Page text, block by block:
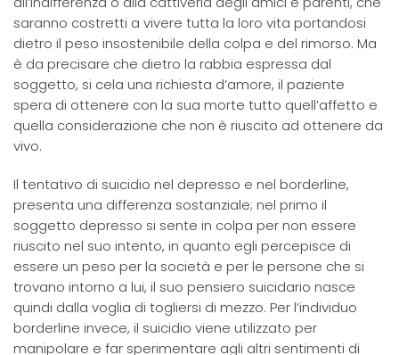
saranno costretti a vivere tutta la loro vita portandosi
dietro il peso insostenibile della colpa e del rimorso. Ma
è da precisare che dietro la rabbia espressa dal
soggetto, si cela una richiesta d’amore, il paziente
spera di ottenere con la sua morte tutto quell’affetto e
quella considerazione che non è riuscito ad ottenere da
vivo.
Il tentativo di suicidio nel depresso e nel borderline,
presenta una differenza sostanziale; nel primo il
soggetto depresso si sente in colpa per non essere
riuscito nel suo intento, in quanto egli percepisce di
essere un peso per la società e per le persone che si
trovano intorno a lui, il suo pensiero suicidario nasce
quindi dalla voglia di togliersi di mezzo. Per l’individuo
borderline invece, il suicidio viene utilizzato per
manipolare e far sperimentare agli altri sentimenti di